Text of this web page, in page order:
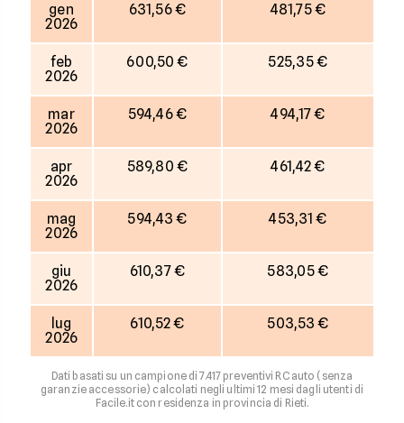
gen
2026
631,56 € 481,75 €
feb
2026
600,50 € 525,35 €
mar
2026
594,46 € 494,17 €
apr
2026
589,80 € 461,42 €
mag
2026
594,43 € 453,31 €
giu
2026
610,37 € 583,05 €
lug
2026
610,52 € 503,53 €
Dati basati su un campione di 7.417 preventivi RC auto (senza
garanzie accessorie) calcolati negli ultimi 12 mesi dagli utenti di
Facile.it con residenza in provincia di Rieti.